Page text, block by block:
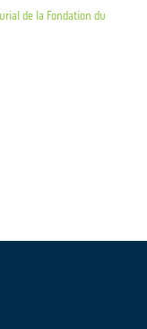
de la Fondation du